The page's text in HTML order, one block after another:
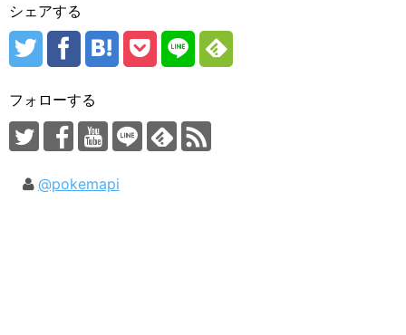
シェアする
フォローする
@pokemapi